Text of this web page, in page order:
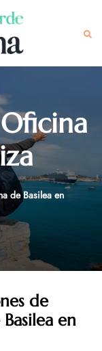
de Basilea en
de
en